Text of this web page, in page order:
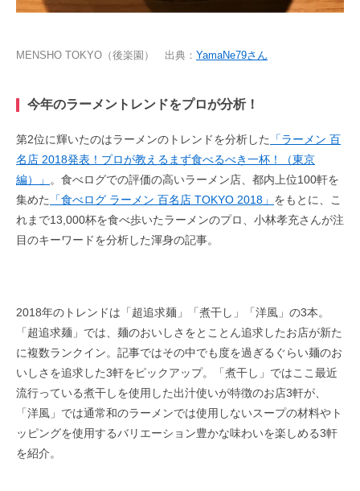
MENSHO TOKYO（後楽園） 出典： YamaNe79さん
今年のラーメントレンドをプロが分析！
第2位に輝いたのはラーメンのトレンドを分析した
「ラーメン 百
名店 2018発表！プロが教えるまず食べるべき一杯！（東京
編）」
。食べログでの評価の高いラーメン店、都内上位100軒を
集めた
「食べログ ラーメン 百名店 TOKYO 2018」 をもとに、こ
れまで13,000杯を食べ歩いたラーメンのプロ、小林孝充さんが注
目のキーワードを分析した渾身の記事。
2018年のトレンドは「超追求麺」「煮干し」「洋風」の3本。
「超追求麺」では、麺のおいしさをとことん追求したお店が新た
に複数ランクイン。記事ではその中でも度を過ぎるぐらい麺のお
いしさを追求した3軒をピックアップ。「煮干し」ではここ最近
流行っている煮干しを使用した出汁使いが特徴のお店3軒が、
「洋風」では通常和のラーメンでは使用しないスープの材料やト
ッピングを使用するバリエーション豊かな味わいを楽しめる3軒
を紹介。